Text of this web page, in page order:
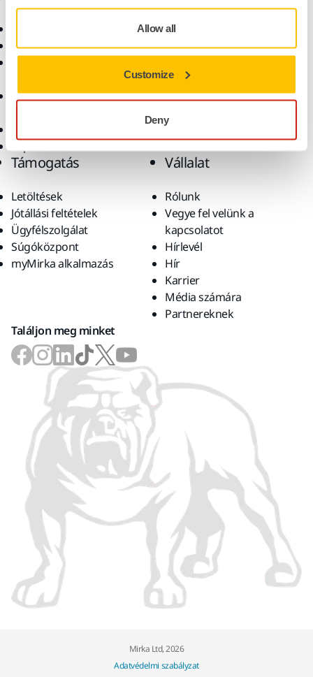
Allow all
Customize
Deny
Pormentes csiszolás
Kiegészítők és
Iparágak
Alkalmazások
Támogatás
Letöltések
Jótállási feltételek
Ügyfélszolgálat
Súgóközpont
myMirka alkalmazás
Vállalat
Rólunk
Vegye fel velünk a
kapcsolatot
Hírlevél
Hír
Karrier
Média számára
Partnereknek
Találjon meg minket
Mirka Ltd, 2026
Adatvédelmi szabályzat